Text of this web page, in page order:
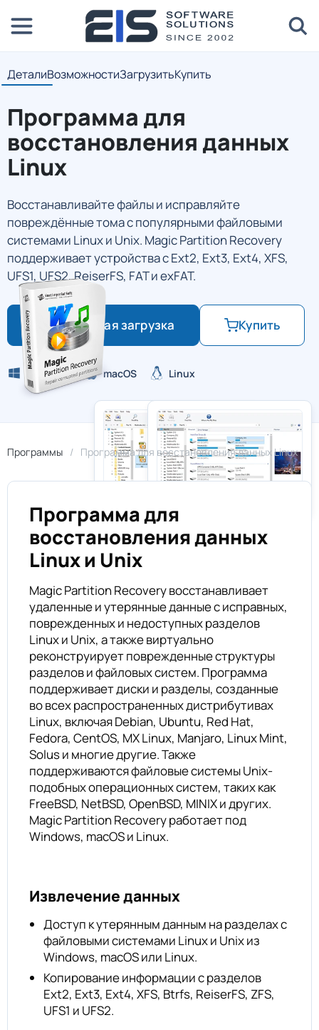
ДеталиВозможностиЗагрузитьКупить
Программа для
восстановления данных
Linux
Восстанавливайте файлы и исправляйте
повреждённые тома с популярными файловыми
системами Linux и Unix. Magic Partition Recovery
поддерживает устройства с Ext2, Ext3, Ext4, XFS,
UFS1, UFS2, ReiserFS, FAT и exFAT.
Бесплатная загрузка Купить
Windows macOS Linux
Программы Программа для восстановления данных Linux
Программа для
восстановления данных
Linux и Unix
Magic Partition Recovery восстанавливает
удаленные и утерянные данные с исправных,
поврежденных и недоступных разделов
Linux и Unix, а также виртуально
реконструирует поврежденные структуры
разделов и файловых систем. Программа
поддерживает диски и разделы, созданные
во всех распространенных дистрибутивах
Linux, включая Debian, Ubuntu, Red Hat,
Fedora, CentOS, MX Linux, Manjaro, Linux Mint,
Solus и многие другие. Также
поддерживаются файловые системы Unix-
подобных операционных систем, таких как
FreeBSD, NetBSD, OpenBSD, MINIX и других.
Magic Partition Recovery работает под
Windows, macOS и Linux.
Извлечение данных
Доступ к утерянным данным на разделах с
файловыми системами Linux и Unix из
Windows, macOS или Linux.
Копирование информации с разделов
Ext2, Ext3, Ext4, XFS, Btrfs, ReiserFS, ZFS,
UFS1 и UFS2.